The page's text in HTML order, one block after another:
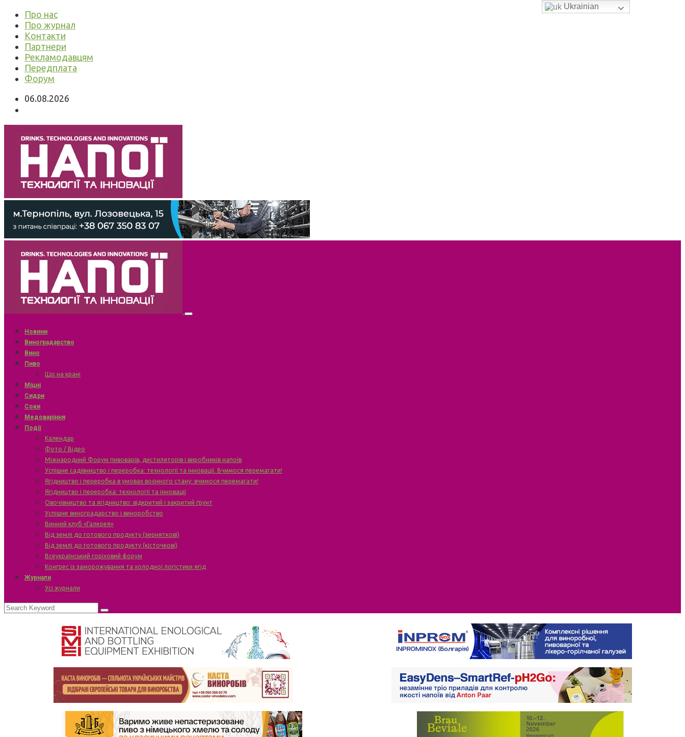
Про нас
Про журнал
Контакти
Партнери
Рекламодавцям
Передплата
Форум
06.08.2026
Новини
Виноградарство
Вино
Пиво
Що на крані
Міцні
Сидри
Соки
Медоваріння
Події
Календар
Фото / Відео
Міжнародний Форум пивоварів, дистиляторів і виробників напоїв
Успішне садівництво і переробка: технології та інновації. Вчимося перемагати!
Ягідництво і переробка в умовах воєнного стану: вчимося перемагати!
Ягідництво і переробка: технології та інновації
Овочівництво та ягідництво: відкритий і закритий ґрунт
Успішне виноградарство і виноробство
Винний клуб «Галерея»
Від землі до готового продукту (зерняткові)
Від землі до готового продукту (кісточкові)
Всеукраїнський горіховий форум
Конгрес із заморожування та холодної логістики ягід
Журнали
Усі журнали
Ukrainian